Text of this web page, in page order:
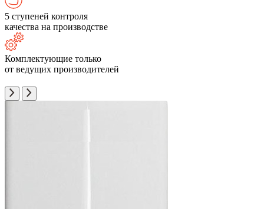
5 ступеней контроля
качества на производстве
Комплектующие только
от ведущих производителей